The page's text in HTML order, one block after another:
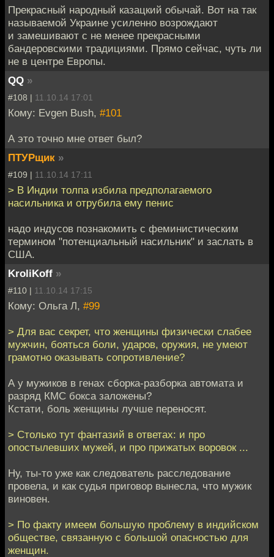
Прекрасный народный казацкий обычай. Вот на так
называемой Украине усиленно возрождают
и замешивают с не менее прекрасными
бандеровскими традициями. Прямо сейчас, чуть ли
не в центре Европы.
QQ »
#108 | 11.10.14 17:01
Кому: Evgen Bush, #101
А это точно мне ответ был?
ПТУРщик »
#109 | 11.10.14 17:11
> В Индии толпа избила предполагаемого
насильника и отрубила ему пенис
надо индусов познакомить с феминистическим
термином "потенциальный насильник" и заслать в
США.
KroliKoff »
#110 | 11.10.14 17:15
Кому: Ольга Л, #99
> Для вас секрет, что женщины физически слабее
мужчин, бояться боли, ударов, оружия, не умеют
грамотно оказывать сопротивление?
А у мужиков в генах сборка-разборка автомата и
разряд КМС бокса заложены?
Кстати, боль женщины лучше переносят.
> Столько тут фантазий в ответах: и про
опостылевших мужей, и про прижатых воровок ...
Ну, ты-то уже как следователь расследование
провела, и как судья приговор вынесла, что мужик
виновен.
> По факту имеем большую проблему в индийском
обществе, связанную с большой опасностью для
женщин.